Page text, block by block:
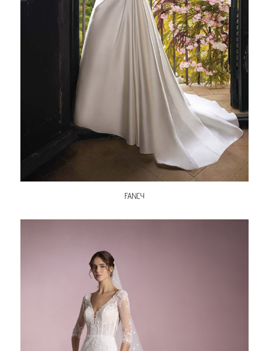
FANCY